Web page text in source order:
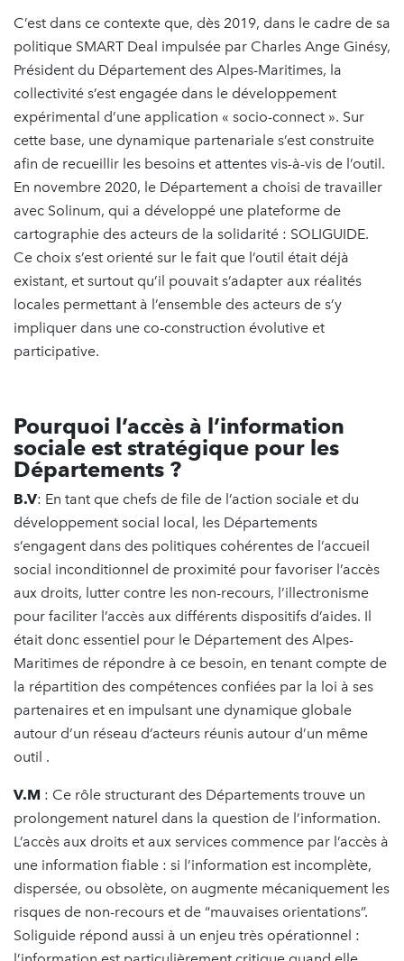
C’est dans ce contexte que, dès 2019, dans le cadre de sa
politique SMART Deal impulsée par Charles Ange Ginésy,
Président du Département des Alpes-Maritimes, la
collectivité s’est engagée dans le développement
expérimental d’une application « socio-connect ». Sur
cette base, une dynamique partenariale s’est construite
afin de recueillir les besoins et attentes vis-à-vis de l’outil.
En novembre 2020, le Département a choisi de travailler
avec Solinum, qui a développé une plateforme de
cartographie des acteurs de la solidarité : SOLIGUIDE.
Ce choix s’est orienté sur le fait que l’outil était déjà
existant, et surtout qu’il pouvait s’adapter aux réalités
locales permettant à l’ensemble des acteurs de s’y
impliquer dans une co-construction évolutive et
participative.
Pourquoi l’accès à l’information
sociale est stratégique pour les
Départements ?
B.V: En tant que chefs de file de l’action sociale et du
développement social local, les Départements
s’engagent dans des politiques cohérentes de l’accueil
social inconditionnel de proximité pour favoriser l’accès
aux droits, lutter contre les non-recours, l’illectronisme
pour faciliter l’accès aux différents dispositifs d’aides. Il
était donc essentiel pour le Département des Alpes-
Maritimes de répondre à ce besoin, en tenant compte de
la répartition des compétences confiées par la loi à ses
partenaires et en impulsant une dynamique globale
autour d’un réseau d’acteurs réunis autour d’un même
outil .
V.M : Ce rôle structurant des Départements trouve un
prolongement naturel dans la question de l’information.
L’accès aux droits et aux services commence par l’accès à
une information fiable : si l’information est incomplète,
dispersée, ou obsolète, on augmente mécaniquement les
risques de non-recours et de “mauvaises orientations”.
Soliguide répond aussi à un enjeu très opérationnel :